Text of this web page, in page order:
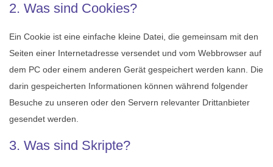
2. Was sind Cookies?
Ein Cookie ist eine einfache kleine Datei, die gemeinsam mit den
Seiten einer Internetadresse versendet und vom Webbrowser auf
dem PC oder einem anderen Gerät gespeichert werden kann. Die
darin gespeicherten Informationen können während folgender
Besuche zu unseren oder den Servern relevanter Drittanbieter
gesendet werden.
3. Was sind Skripte?